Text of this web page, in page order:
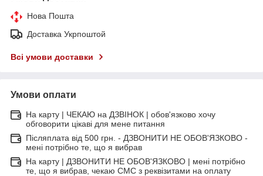
Нова Пошта
Доставка Укрпоштой
Всі умови доставки
Умови оплати
На карту | ЧЕКАЮ на ДЗВІНОК | обов'язково хочу
обговорити цікаві для мене питання
Післяплата від 500 грн. - ДЗВОНИТИ НЕ ОБОВ'ЯЗКОВО -
мені потрібно те, що я вибрав
На карту | ДЗВОНИТИ НЕ ОБОВ'ЯЗКОВО | мені потрібно
те, що я вибрав, чекаю СМС з реквізитами на оплату